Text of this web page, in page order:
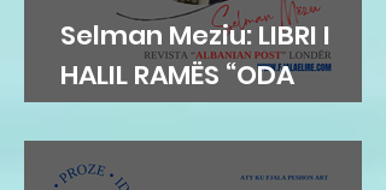
Selman Meziu: LIBRI I
HALIL RAMËS “ODA
DIBRANE”